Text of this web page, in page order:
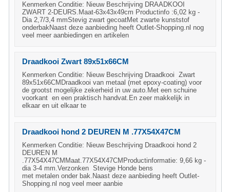
Kenmerken Conditie: Nieuw Beschrijving DRAADKOOI
ZWART 2-DEURS.Maat-63x43x49cm Productinfo :6,02 kg -
Dia 2,7/3,4 mmStevig zwart gecoatMet zwarte kunststof
onderbakNaast deze aanbieding heeft Outlet-Shopping.nl nog
veel meer aanbiedingen en artikelen
Draadkooi Zwart 89x51x66CM
Kenmerken Conditie: Nieuw Beschrijving Draadkooi Zwart
89x51x66CMDraadkooi van metaal (met epoxy-coating) voor
de grootst mogelijke zekerheid in uw auto.Met een schuine
voorkant en een praktisch handvat.En zeer makkelijk in
elkaar en uit elkaar te
Draadkooi hond 2 DEUREN M .77X54X47CM
Kenmerken Conditie: Nieuw Beschrijving Draadkooi hond 2
DEUREN M
.77X54X47CMMaat.77X54X47CMProductinformatie: 9,66 kg -
dia 3-4 mm.Verzonken Stevige Honde bens
met metalen onder bak.Naast deze aanbieding heeft Outlet-
Shopping.nl nog veel meer aanbie